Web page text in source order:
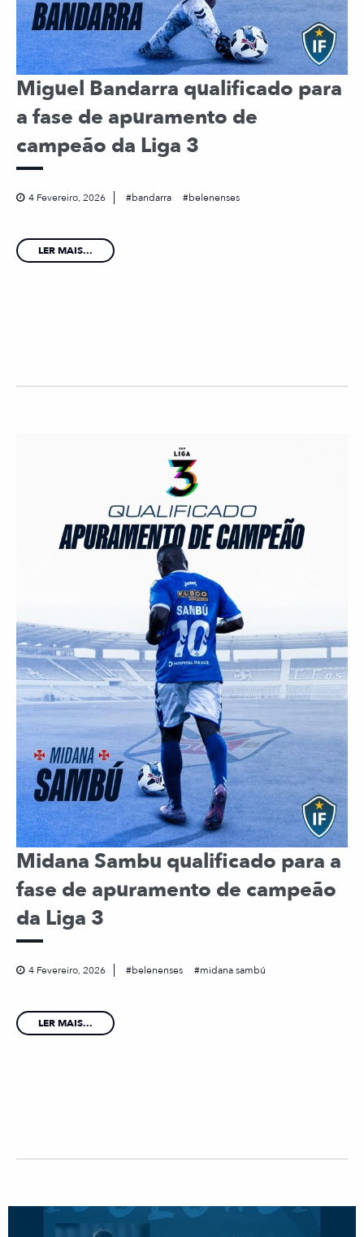
Miguel Bandarra qualificado para
a fase de apuramento de
campeão da Liga 3
4 Fevereiro, 2026 bandarra belenenses
LER MAIS...
Midana Sambu qualificado para a
fase de apuramento de campeão
da Liga 3
4 Fevereiro, 2026 belenenses midana sambú
LER MAIS...